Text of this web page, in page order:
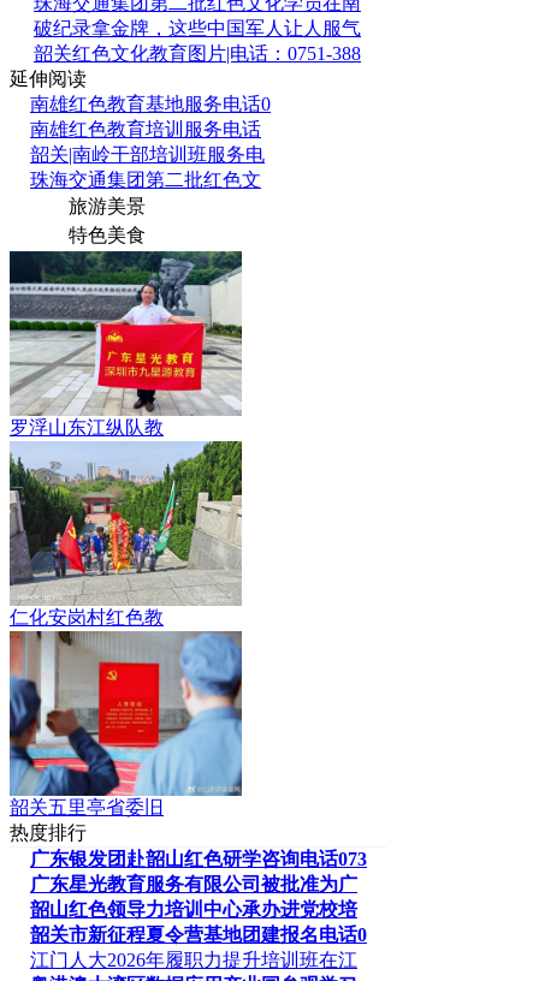
破纪录拿金牌，这些中国军人让人服气
韶关红色文化教育图片|电话：0751-388
延伸阅读
南雄红色教育基地服务电话0
南雄红色教育培训服务电话
韶关|南岭干部培训班服务电
珠海交通集团第二批红色文
旅游美景
特色美食
罗浮山东江纵队教
仁化安岗村红色教
韶关五里亭省委旧
热度排行
广东银发团赴韶山红色研学咨询电话073
广东星光教育服务有限公司被批准为广
韶山红色领导力培训中心承办进党校培
韶关市新征程夏令营基地团建报名电话0
江门人大2026年履职力提升培训班在江